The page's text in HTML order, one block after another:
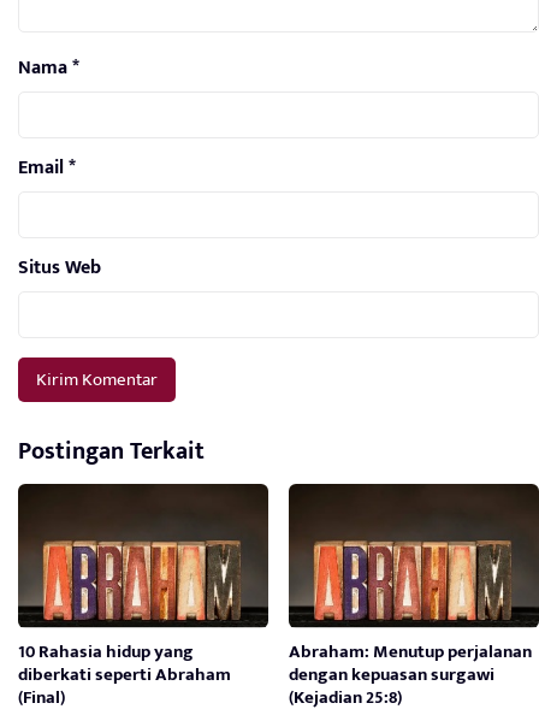
Nama*
Email*
Situs Web
Postingan Terkait
10 Rahasia hidup yang
diberkati seperti Abraham
(Final)
Abraham: Menutup perjalanan
dengan kepuasan surgawi
(Kejadian 25:8)